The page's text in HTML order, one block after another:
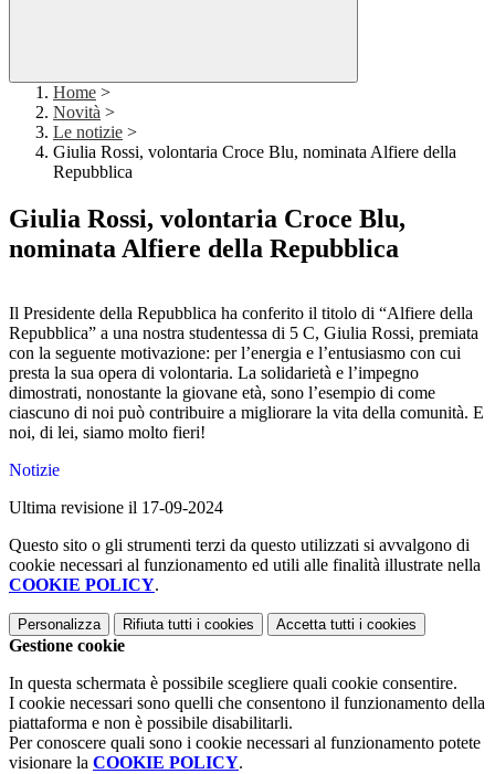
Home >
Novità >
Le notizie >
Giulia Rossi, volontaria Croce Blu, nominata Alfiere della
Repubblica
Giulia Rossi, volontaria Croce Blu,
nominata Alfiere della Repubblica
Il Presidente della Repubblica ha conferito il titolo di “Alfiere della
Repubblica” a una nostra studentessa di 5 C, Giulia Rossi, premiata
con la seguente motivazione: per l’energia e l’entusiasmo con cui
presta la sua opera di volontaria. La solidarietà e l’impegno
dimostrati, nonostante la giovane età, sono l’esempio di come
ciascuno di noi può contribuire a migliorare la vita della comunità. E
noi, di lei, siamo molto fieri!
Notizie
Ultima revisione il 17-09-2024
Questo sito o gli strumenti terzi da questo utilizzati si avvalgono di
cookie necessari al funzionamento ed utili alle finalità illustrate nella
COOKIE POLICY.
Personalizza Rifiuta tutti i cookies Accetta tutti i cookies
Gestione cookie
In questa schermata è possibile scegliere quali cookie consentire.
I cookie necessari sono quelli che consentono il funzionamento della
piattaforma e non è possibile disabilitarli.
Per conoscere quali sono i cookie necessari al funzionamento potete
visionare la COOKIE POLICY.